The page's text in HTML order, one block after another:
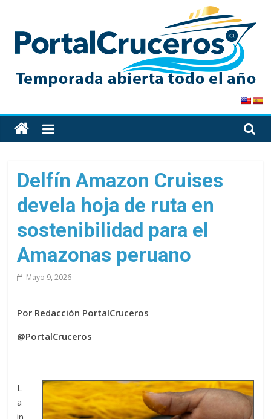
content
PortalCruceros
Toda
la
de
cruceros
en
un
solo
sitio
Delfín Amazon Cruises
devela hoja de ruta en
sostenibilidad para el
Amazonas peruano
Mayo 9, 2026
Por Redacción PortalCruceros
@PortalCruceros
L
a
in